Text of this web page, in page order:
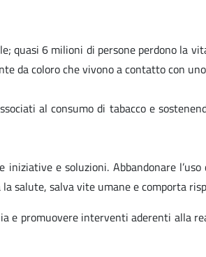
quasi 6 milioni di persone perdono la
da coloro che vivono a contatto con
al consumo di tabacco e
e soluzioni. Abbandonare
salute, salva vite umane e comporta
e promuovere interventi aderenti alla